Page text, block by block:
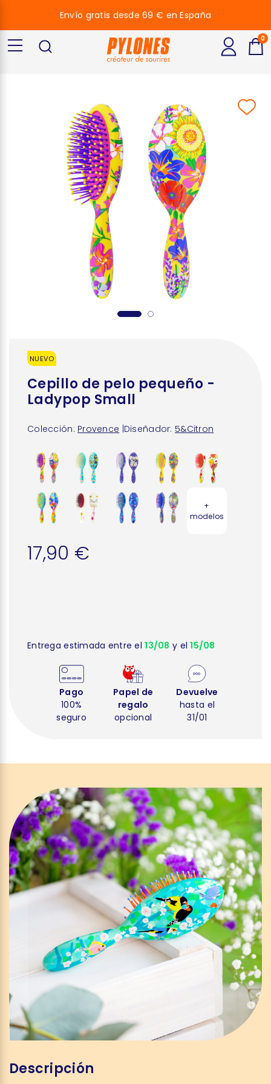
NUEVO
Cepillo de pelo pequeño -
Ladypop Small
Colección: Provence Diseñador: 5&Citron
+
modelos
17,90 €
Entrega estimada entre el13/08 y el15/08
Pago
100%
seguro
Papel de
regalo
opcional
Devuelve
hasta el
31/01
Descripción
Envío gratis desde 69 € en España
0